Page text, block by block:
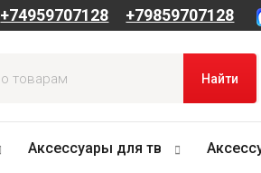
+74959707128 +79859707128
Найти
Аксессуары для тв